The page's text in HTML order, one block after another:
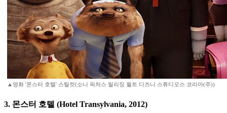
▲영화 '몬스터 호텔' 스틸컷(소니 픽처스 릴리징 월트 디즈니 스튜디오스 코리아(주))
3. 몬스터 호텔 (Hotel Transylvania, 2012)